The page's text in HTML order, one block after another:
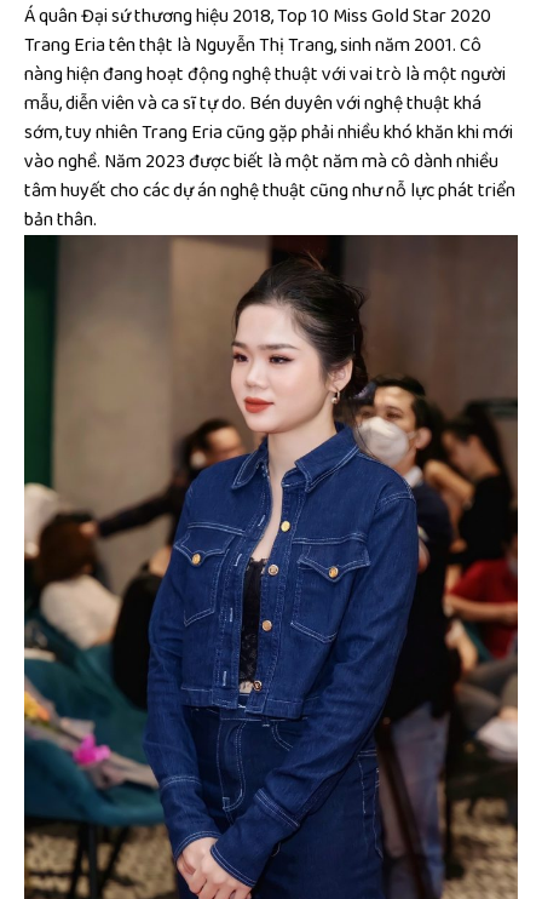
Á quân Đại sứ thương hiệu 2018, Top 10 Miss Gold Star 2020
Trang Eria tên thật là Nguyễn Thị Trang, sinh năm 2001. Cô
nàng hiện đang hoạt động nghệ thuật với vai trò là một người
mẫu, diễn viên và ca sĩ tự do. Bén duyên với nghệ thuật khá
sớm, tuy nhiên Trang Eria cũng gặp phải nhiều khó khăn khi mới
vào nghề. Năm 2023 được biết là một năm mà cô dành nhiều
tâm huyết cho các dự án nghệ thuật cũng như nỗ lực phát triển
bản thân.